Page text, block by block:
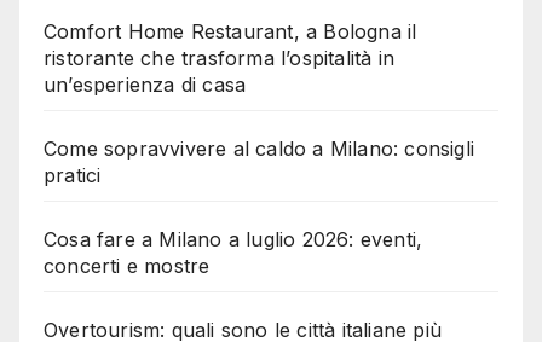
Comfort Home Restaurant, a Bologna il
ristorante che trasforma l’ospitalità in
un’esperienza di casa
Come sopravvivere al caldo a Milano: consigli
pratici
Cosa fare a Milano a luglio 2026: eventi,
concerti e mostre
Overtourism: quali sono le città italiane più